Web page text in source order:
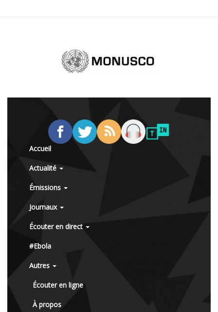
Accueil
Actualité
Émissions
Journaux
Écouter en direct
#Ebola
Autres
Écouter en ligne
À propos